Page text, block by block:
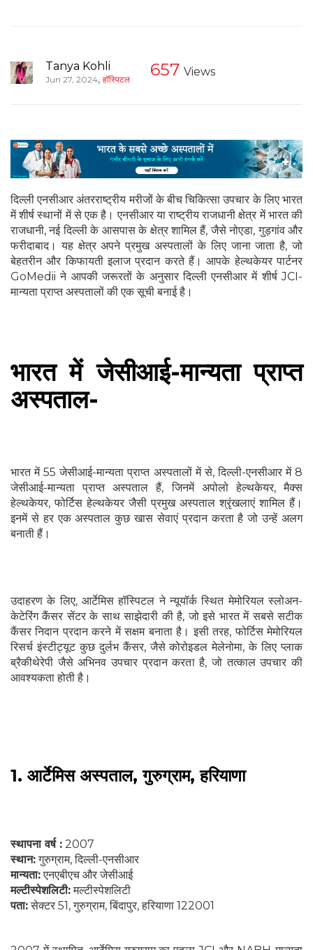
Tanya Kohli
Jun 27, 2024, हॉस्पिटल 657 Views
दिल्ली एनसीआर अंतरराष्ट्रीय मरीजों के बीच चिकित्सा उपचार के लिए भारत
में शीर्ष स्थानों में से एक है। एनसीआर या राष्ट्रीय राजधानी क्षेत्र में भारत की
राजधानी, नई दिल्ली के आसपास के क्षेत्र शामिल हैं, जैसे नोएडा, गुड़गांव और
फरीदाबाद। यह क्षेत्र अपने प्रमुख अस्पतालों के लिए जाना जाता है, जो
बेहतरीन और किफायती इलाज प्रदान करते हैं। आपके हेल्थकेयर पार्टनर
GoMedii ने आपकी जरूरतों के अनुसार दिल्ली एनसीआर में शीर्ष JCI-
मान्यता प्राप्त अस्पतालों की एक सूची बनाई है।
भारत में जेसीआई-मान्यता प्राप्त
अस्पताल-
भारत में 55 जेसीआई-मान्यता प्राप्त अस्पतालों में से, दिल्ली-एनसीआर में 8
जेसीआई-मान्यता प्राप्त अस्पताल हैं, जिनमें अपोलो हेल्थकेयर, मैक्स
हेल्थकेयर, फोर्टिस हेल्थकेयर जैसी प्रमुख अस्पताल श्रृंखलाएं शामिल हैं।
इनमें से हर एक अस्पताल कुछ खास सेवाएं प्रदान करता है जो उन्हें अलग
बनाती हैं।
उदाहरण के लिए, आर्टेमिस हॉस्पिटल ने न्यूयॉर्क स्थित मेमोरियल स्लोअन-
केटेरिंग कैंसर सेंटर के साथ साझेदारी की है, जो इसे भारत में सबसे सटीक
कैंसर निदान प्रदान करने में सक्षम बनाता है। इसी तरह, फोर्टिस मेमोरियल
रिसर्च इंस्टीट्यूट कुछ दुर्लभ कैंसर, जैसे कोरोइडल मेलेनोमा, के लिए प्लाक
ब्रैकीथेरेपी जैसे अभिनव उपचार प्रदान करता है, जो तत्काल उपचार की
आवश्यकता होती है।
1. आर्टेमिस अस्पताल, गुरुग्राम, हरियाणा
स्थापना वर्ष : 2007
स्थान:गुरुग्राम, दिल्ली-एनसीआर
मान्यता:एनएबीएच और जेसीआई
मल्टीस्पेशलिटी:मल्टीस्पेशलिटी
पता:सेक्टर 51, गुरुग्राम, बिंदापुर, हरियाणा 122001